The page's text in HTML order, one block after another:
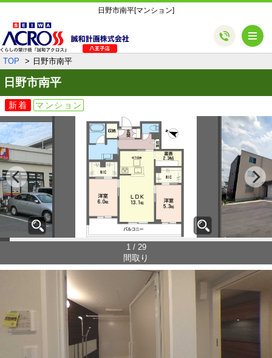
日野市南平[マンション]
TOP 日野市南平
日野市南平
新着 マンション
1 / 29
間取り